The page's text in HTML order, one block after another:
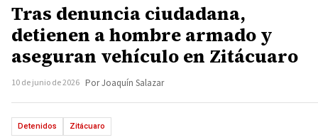
Tras denuncia ciudadana,
detienen a hombre armado y
aseguran vehículo en Zitácuaro
10 de junio de 2026 Por Joaquín Salazar
Detenidos Zitácuaro